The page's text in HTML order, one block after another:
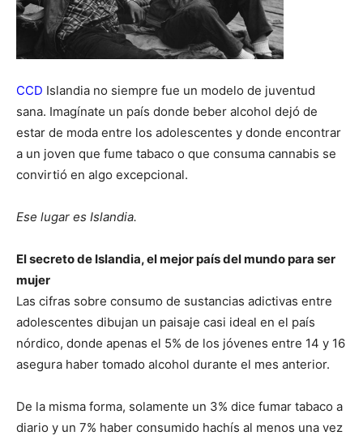
CCD Islandia no siempre fue un modelo de juventud
sana. Imagínate un país donde beber alcohol dejó de
estar de moda entre los adolescentes y donde encontrar
a un joven que fume tabaco o que consuma cannabis se
convirtió en algo excepcional.
Ese lugar es Islandia.
El secreto de Islandia, el mejor país del mundo para ser
mujer
Las cifras sobre consumo de sustancias adictivas entre
adolescentes dibujan un paisaje casi ideal en el país
nórdico, donde apenas el 5% de los jóvenes entre 14 y 16
asegura haber tomado alcohol durante el mes anterior.
De la misma forma, solamente un 3% dice fumar tabaco a
diario y un 7% haber consumido hachís al menos una vez